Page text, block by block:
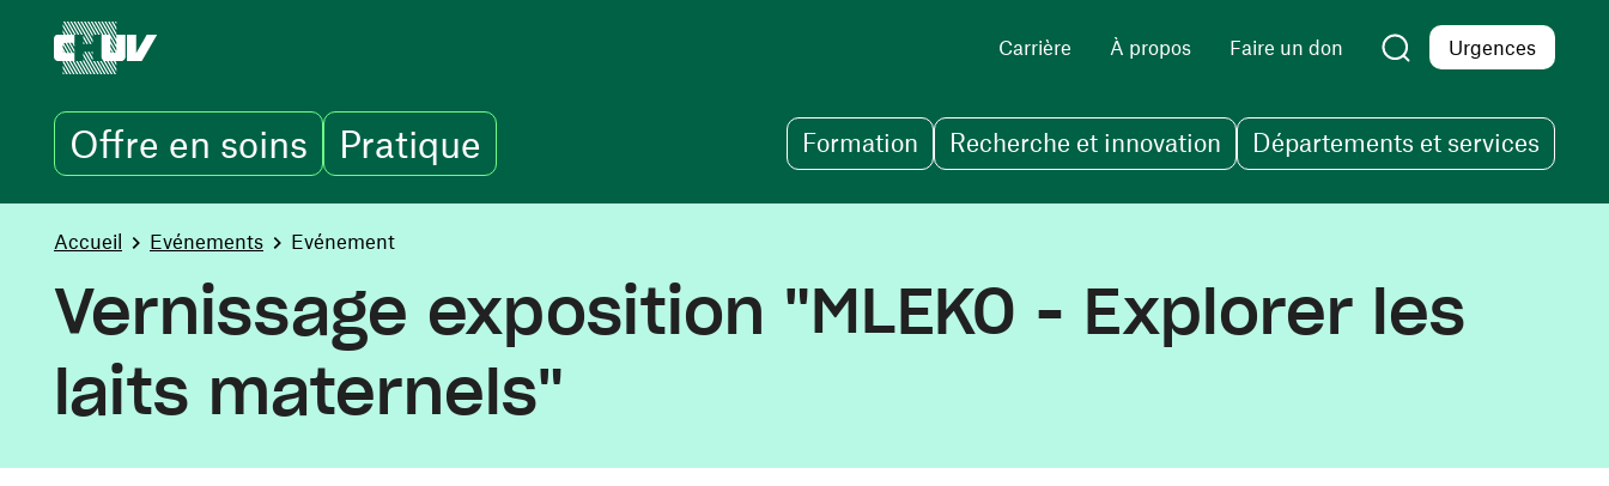
Carrière À propos Faire un don Urgences
Offre en soins Pratique Formation Recherche et innovation Départements et services
You are here:
Accueil Evénements Evénement
Vernissage exposition "MLEKO - Explorer les
laits maternels"